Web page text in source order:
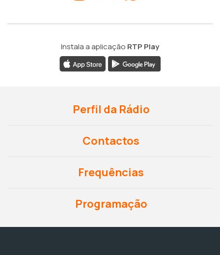
Instala a aplicação RTP Play
Perfil da Rádio
Contactos
Frequências
Programação